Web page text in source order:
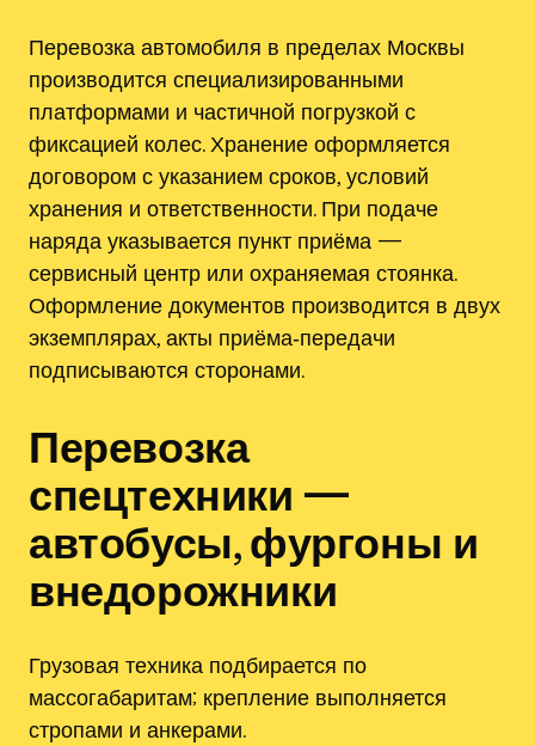
Перевозка автомобиля в пределах Москвы
производится специализированными
платформами и частичной погрузкой с
фиксацией колес. Хранение оформляется
договором с указанием сроков, условий
хранения и ответственности. При подаче
наряда указывается пункт приёма —
сервисный центр или охраняемая стоянка.
Оформление документов производится в двух
экземплярах, акты приёма‑передачи
подписываются сторонами.
Перевозка
спецтехники —
автобусы, фургоны и
внедорожники
Грузовая техника подбирается по
массогабаритам; крепление выполняется
стропами и анкерами.